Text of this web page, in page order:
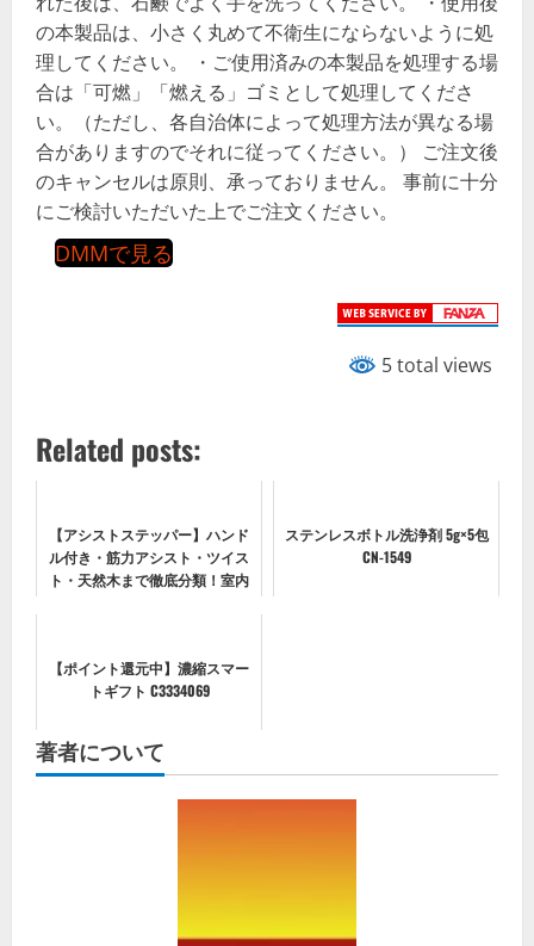
の本製品は、小さく丸めて不衛生にならないように処
理してください。 ・ご使用済みの本製品を処理する場
合は「可燃」「燃える」ゴミとして処理してくださ
い。（ただし、各自治体によって処理方法が異なる場
合がありますのでそれに従ってください。） ご注文後
のキャンセルは原則、承っておりません。 事前に十分
にご検討いただいた上でご注文ください。
DMMで見る
5 total views
Related posts:
【アシストステッパー】ハンド
ル付き・筋力アシスト・ツイス
ト・天然木まで徹底分類！室内
ステンレスボトル洗浄剤 5g×5包
CN-1549
【ポイント還元中】濃縮スマー
トギフト C3334069
著者について